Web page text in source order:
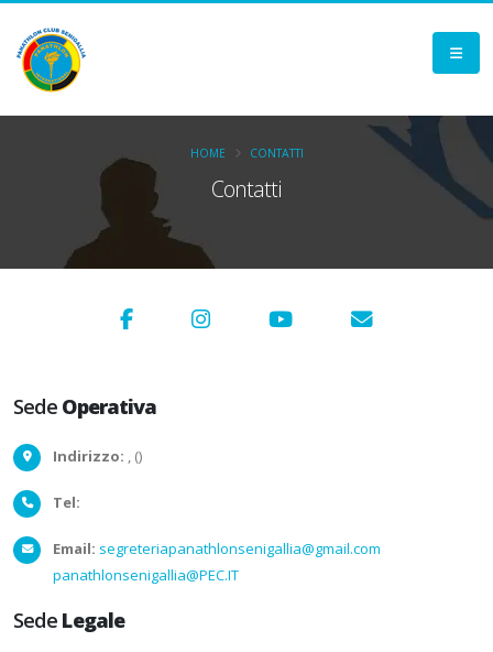
Contatti
HOME CONTATTI
Sede Operativa
Indirizzo: , ()
Tel:
Email: segreteriapanathlonsenigallia@gmail.com
panathlonsenigallia@PEC.IT
Sede Legale